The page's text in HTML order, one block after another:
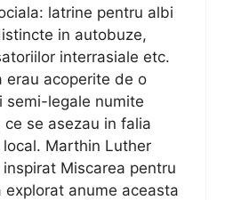
latrine pentru albi
in autobuze,
interrasiale etc.
erau acoperite de o
semi-legale numite
ce se asezau in falia
Marthin Luther
Miscarea pentru
explorat anume aceasta